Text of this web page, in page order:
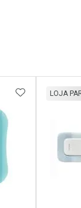
ADICIONAR
LOJA